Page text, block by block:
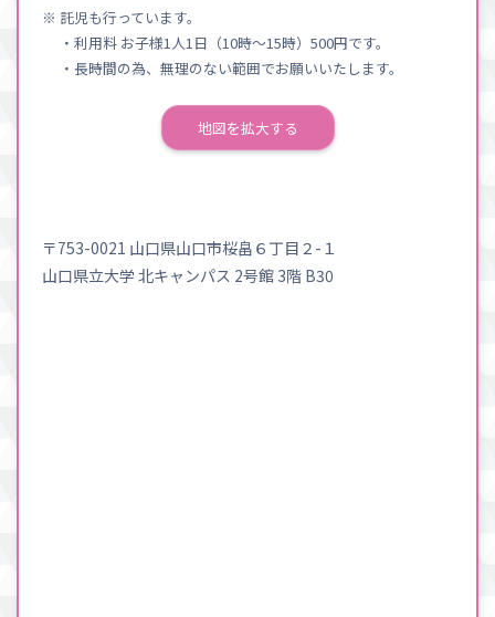
※ 託児も行っています。
・利用料 お子様1人1日（10時〜15時）500円です。
・長時間の為、無理のない範囲でお願いいたします。
地図を拡大する
〒753-0021 山口県山口市桜畠６丁目２-１
山口県立大学 北キャンパス 2号館 3階 B30